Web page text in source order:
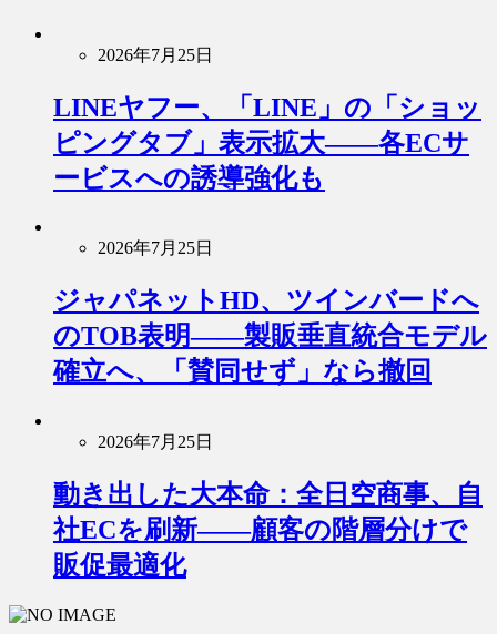
2026年7月25日
LINEヤフー、「LINE」の「ショッ
ピングタブ」表示拡大――各ECサ
ービスへの誘導強化も
2026年7月25日
ジャパネットHD、ツインバードへ
のTOB表明――製販垂直統合モデル
確立へ、「賛同せず」なら撤回
2026年7月25日
動き出した大本命：全日空商事、自
社ECを刷新――顧客の階層分けで
販促最適化